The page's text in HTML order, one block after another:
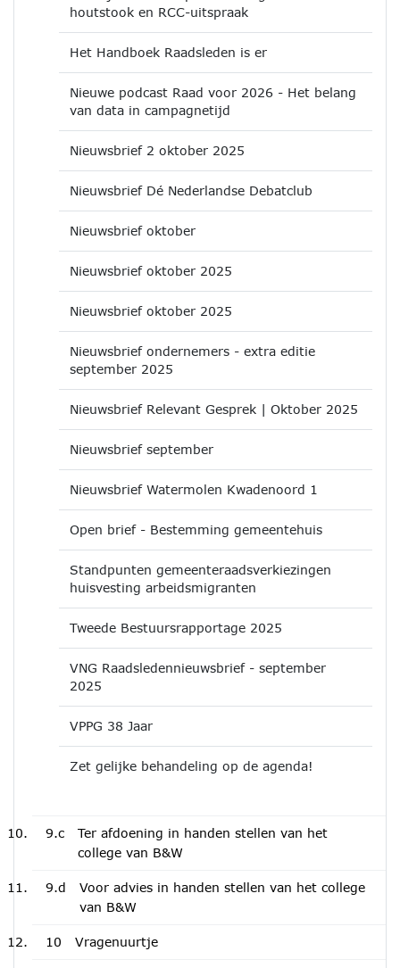
houtstook en RCC-uitspraak
Het Handboek Raadsleden is er
Nieuwe podcast Raad voor 2026 - Het belang
van data in campagnetijd
Nieuwsbrief 2 oktober 2025
Nieuwsbrief Dé Nederlandse Debatclub
Nieuwsbrief oktober
Nieuwsbrief oktober 2025
Nieuwsbrief oktober 2025
Nieuwsbrief ondernemers - extra editie
september 2025
Nieuwsbrief Relevant Gesprek | Oktober 2025
Nieuwsbrief september
Nieuwsbrief Watermolen Kwadenoord 1
Open brief - Bestemming gemeentehuis
Standpunten gemeenteraadsverkiezingen
huisvesting arbeidsmigranten
Tweede Bestuursrapportage 2025
VNG Raadsledennieuwsbrief - september
2025
VPPG 38 Jaar
Zet gelijke behandeling op de agenda!
9.c
Ter afdoening in handen stellen van het
college van B&W
9.d
Voor advies in handen stellen van het college
van B&W
10 Vragenuurtje